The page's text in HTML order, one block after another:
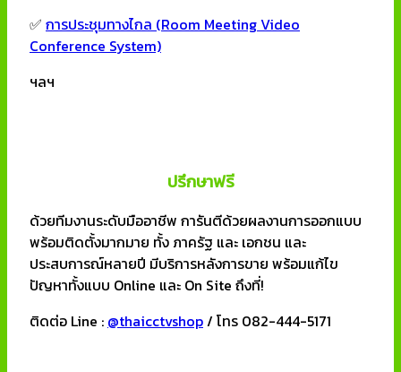
✅ การประชุมทางไกล (Room Meeting Video
Conference System)
ฯลฯ
ปรึกษาฟรี
ด้วยทีมงานระดับมืออาชีพ การันตีด้วยผลงานการออกแบบ
พร้อมติดตั้งมากมาย ทั้ง ภาครัฐ และ เอกชน และ
ประสบการณ์หลายปี มีบริการหลังการขาย พร้อมแก้ไข
ปัญหาทั้งแบบ Online และ On Site ถึงที่!
ติดต่อ Line : @thaicctvshop/ โทร 082-444-5171